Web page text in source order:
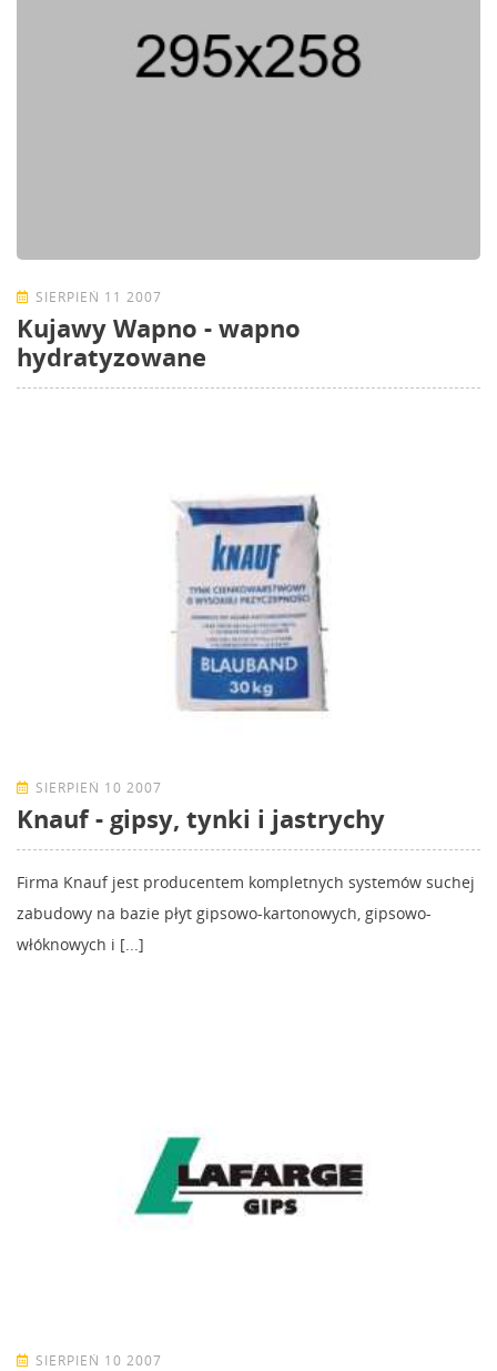
SIERPIEŃ 11 2007
Kujawy Wapno - wapno
hydratyzowane
SIERPIEŃ 10 2007
Knauf - gipsy, tynki i jastrychy
Firma Knauf jest producentem kompletnych systemów suchej
zabudowy na bazie płyt gipsowo-kartonowych, gipsowo-
włóknowych i [...]
SIERPIEŃ 10 2007